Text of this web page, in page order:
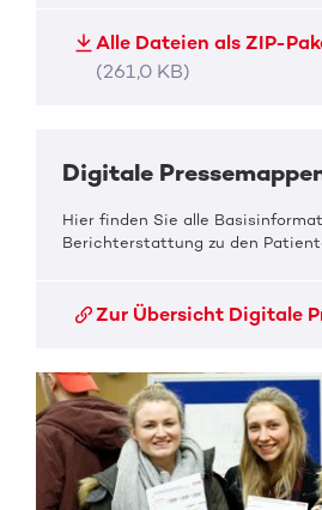
Alle Dateien als ZIP-
(261,0 KB)
Digitale
Hier finden Sie alle
Berichterstattung zu den
Zur Übersicht Digitale